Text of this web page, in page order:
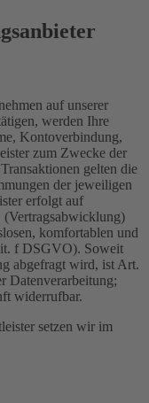
auf unserer
werden Ihre
Kontoverbindung,
zum Zwecke der
gelten die
der jeweiligen
erfolgt auf
komfortablen und
f DSGVO). Soweit
abgefragt wird, ist Art.
Datenverarbeitung;
widerrufbar.
setzen wir im